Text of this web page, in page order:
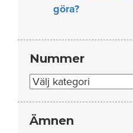
göra?
Nummer
Nummer
Ämnen